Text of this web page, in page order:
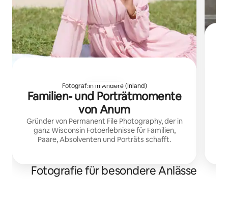
Fotograf:in in Andere (Inland)
Familien- und Porträtmomente
von Anum
Gründer von Permanent File Photography, der in
ganz Wisconsin Fotoerlebnisse für Familien,
Paare, Absolventen und Porträts schafft.
Fotografie für besondere Anlässe